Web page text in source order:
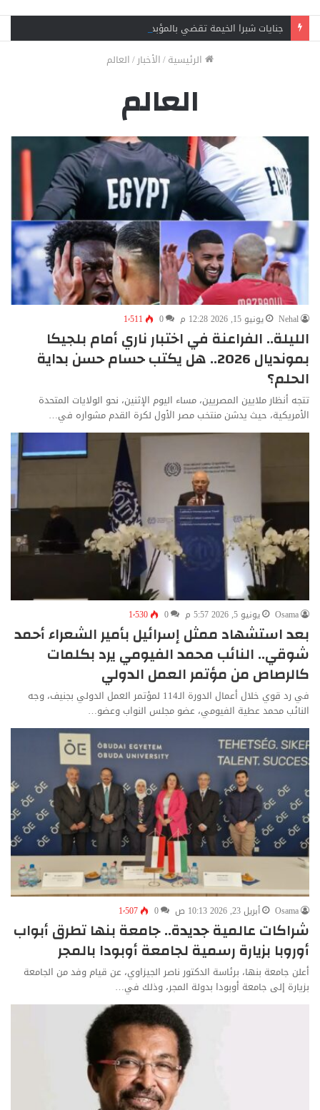
الرئيسية/الأخبار/العالم
العالم
Nehal يونيو 15, 2026 12:28 م 0 1٬511
الليلة.. الفراعنة في اختبار ناري أمام بلجيكا
بمونديال 2026.. هل يكتب حسام حسن بداية
الحلم؟
تتجه أنظار ملايين المصريين، مساء اليوم الإثنين، نحو الولايات المتحدة
الأمريكية، حيث يدشن منتخب مصر الأول لكرة القدم مشواره في…
Osama يونيو 5, 2026 5:57 م 0 1٬530
بعد استشهاد ممثل إسرائيل بأمير الشعراء أحمد
شوقي.. النائب محمد الفيومي يرد بكلمات
كالرصاص من مؤتمر العمل الدولي
في رد قوي خلال أعمال الدورة الـ114 لمؤتمر العمل الدولي بجنيف، وجه
النائب محمد عطية الفيومي، عضو مجلس النواب وعضو…
Osama أبريل 23, 2026 10:13 ص 0 1٬507
شراكات عالمية جديدة.. جامعة بنها تطرق أبواب
أوروبا بزيارة رسمية لجامعة أوبودا بالمجر
أعلن جامعة بنها، برئاسة الدكتور ناصر الجيزاوي، عن قيام وفد من الجامعة
بزيارة إلى جامعة أوبودا بدولة المجر، وذلك في…